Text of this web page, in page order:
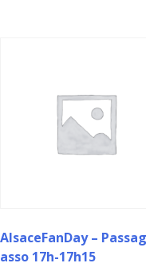
AlsaceFanDay –
asso 17h-17h15